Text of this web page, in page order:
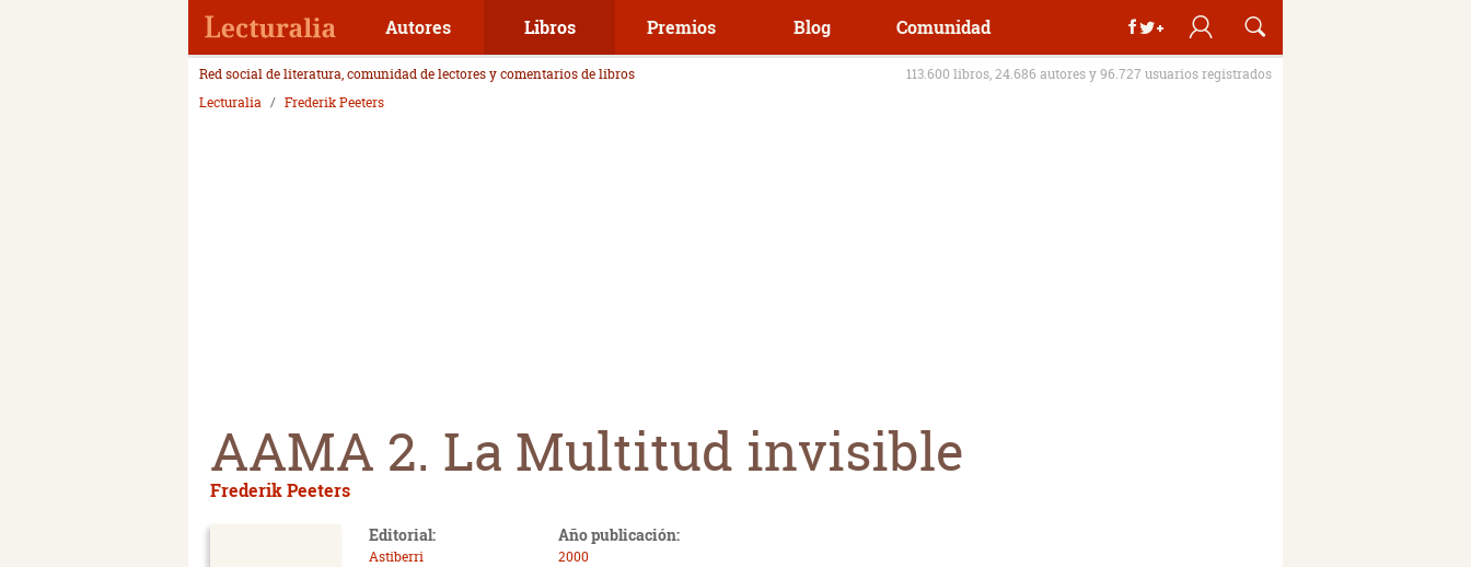
Autores Libros Premios Blog Comunidad
Red social de literatura, comunidad de lectores y comentarios de libros
113.600 libros, 24.686 autores y 96.727 usuarios registrados
Lecturalia
Frederik Peeters
AAMA 2. La Multitud invisible
Frederik Peeters
Editorial:
Astiberri
Año publicación:
2000